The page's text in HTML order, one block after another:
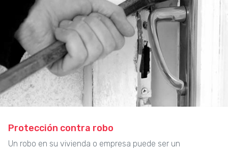
Protección contra robo
Un robo en su vivienda o empresa puede ser un